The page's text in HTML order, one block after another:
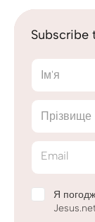
Subscribe
Ім'я
Прізвище
Email
Я